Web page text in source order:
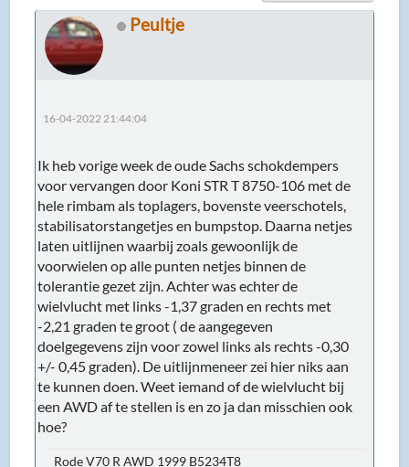
Peultje
16-04-2022 21:44:04
Ik heb vorige week de oude Sachs schokdempers
voor vervangen door Koni STR T 8750-106 met de
hele rimbam als toplagers, bovenste veerschotels,
stabilisatorstangetjes en bumpstop. Daarna netjes
laten uitlijnen waarbij zoals gewoonlijk de
voorwielen op alle punten netjes binnen de
tolerantie gezet zijn. Achter was echter de
wielvlucht met links -1,37 graden en rechts met
-2,21 graden te groot ( de aangegeven
doelgegevens zijn voor zowel links als rechts -0,30
+/- 0,45 graden). De uitlijnmeneer zei hier niks aan
te kunnen doen. Weet iemand of de wielvlucht bij
een AWD af te stellen is en zo ja dan misschien ook
hoe?
Rode V70 R AWD 1999 B5234T8